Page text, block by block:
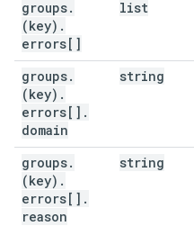
groups.
(key) .
errors[]
list
groups.
(key) .
errors[] .
domain
string
groups.
(key) .
errors[] .
reason
string